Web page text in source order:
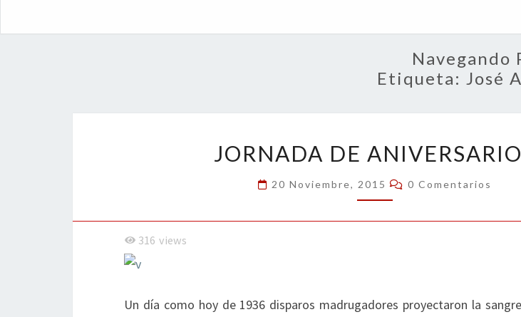
Navegando
Etiqueta: José
DE
ANIVERSARIOS
JORNADA DE
20 Noviembre, 2015 Comentarios
0 Comentarios
316 views
Un día como hoy de 1936 disparos madrugadores proyectaron la